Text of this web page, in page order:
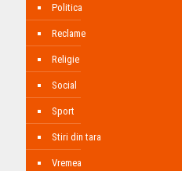
Politica
Reclame
Religie
Social
Sport
Stiri din tara
Vremea